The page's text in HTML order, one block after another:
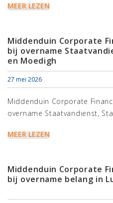
MEER LEZEN
Middenduin Corporate
bij overname
en Moedigh
27 mei 2026
Middenduin Corporate
overname Staatvandienst,
MEER LEZEN
Middenduin Corporate
bij overname belang in